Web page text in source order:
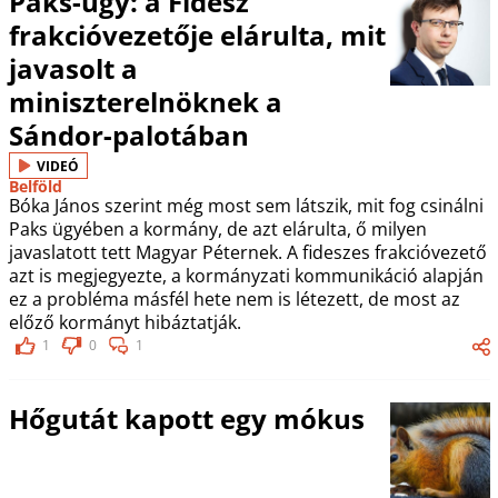
frakcióvezetője elárulta, mit
javasolt a
miniszterelnöknek a
Sándor-palotában
VIDEÓ
Belföld
Bóka János szerint még most sem látszik, mit fog csinálni
Paks ügyében a kormány, de azt elárulta, ő milyen
javaslatott tett Magyar Péternek. A fideszes frakcióvezető
azt is megjegyezte, a kormányzati kommunikáció alapján
ez a probléma másfél hete nem is létezett, de most az
előző kormányt hibáztatják.
1 0 1
Hőgutát kapott egy mókus